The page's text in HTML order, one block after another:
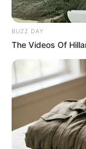
Co-stars Who
Other
BUZZ DAY
BUZZ DAY
The Videos Of